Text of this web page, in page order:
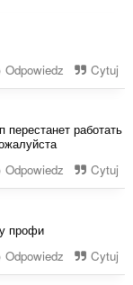
Odpowiedz Cytuj
работать
Odpowiedz Cytuj
профи
Odpowiedz Cytuj